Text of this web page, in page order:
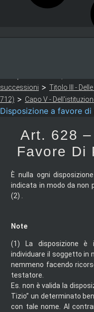
successioni > Titolo III -
712) > Capo V -
Disposizione a favore
Art. 628
Favore Di
È nulla ogni
indicata in modo da non
(2) .
Note
(1)
La disposizione è
individuare il soggetto in
nemmeno facendo
testatore.
Es. non è valida la
Tizio” un determinato
con tale nome. Al